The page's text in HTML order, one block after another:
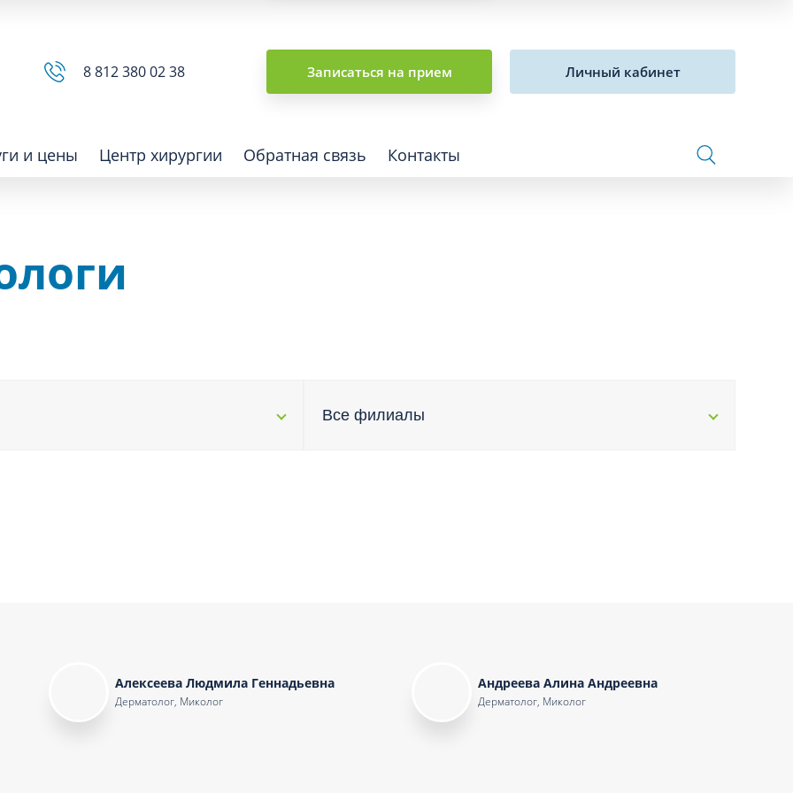
8 812 380 02 38 Записаться на прием Личный кабинет
и цены
томография (КТ)
Сестринский уход (сиделки)
Эндокринология
Центр хирургии Обратная связь Контакты
Все филиалы
Алексеева Людмила Геннадьевна
Дерматолог, Миколог
Андреева Алина Андреевна
Дерматолог, Миколог